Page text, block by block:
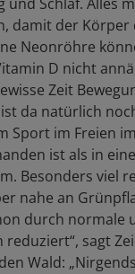
damit der Körper
Neonröhre
D nicht
Zeit
da natürlich
Sport im Freien
ist als in
Besonders viel
nahe an
durch normale
sagt
Wald: